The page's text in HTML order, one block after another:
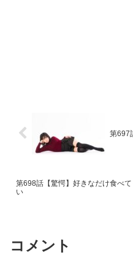
第697
第698話【驚愕】好きなだけ食べ
い
コメント